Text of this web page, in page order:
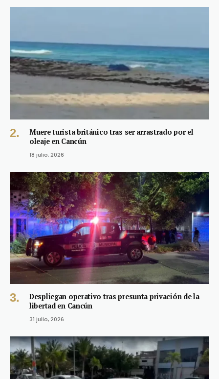
Muere turista británico tras ser arrastrado por el
oleaje en Cancún
18 julio, 2026
Despliegan operativo tras presunta privación de la
libertad en Cancún
31 julio, 2026